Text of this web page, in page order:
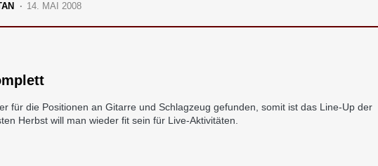
14. MAI 2008
für die Positionen an Gitarre und Schlagzeug gefunden, somit ist das Line-Up der
Herbst will man wieder fit sein für Live-Aktivitäten.